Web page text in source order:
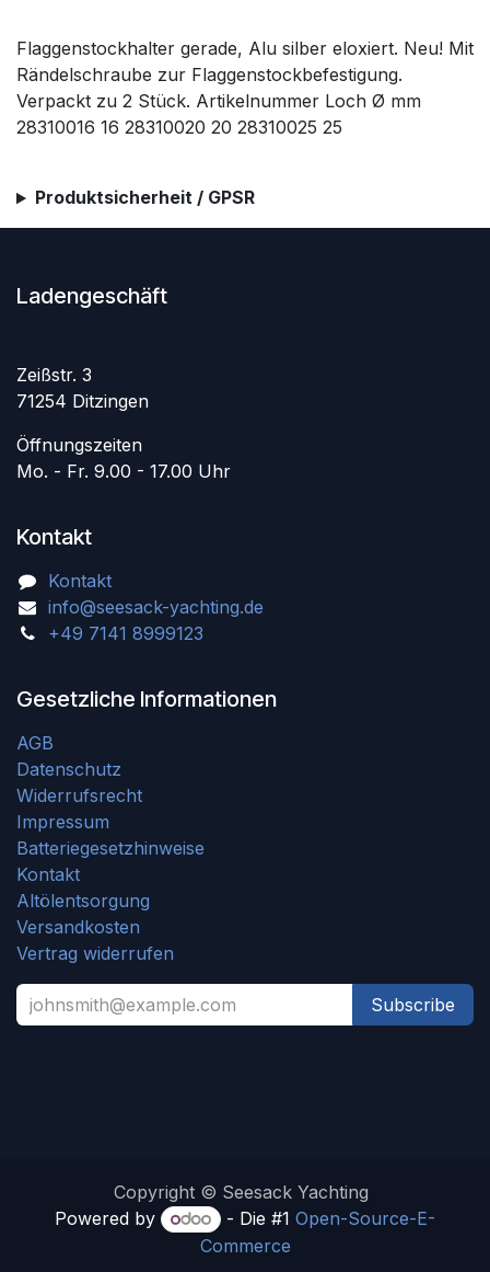
Flaggenstockhalter gerade, Alu silber eloxiert. Neu! Mit
Rändelschraube zur Flaggenstockbefestigung.
Verpackt zu 2 Stück. Artikelnummer Loch Ø mm
28310016 16 28310020 20 28310025 25
Produktsicherheit / GPSR
Ladengeschäft
Zeißstr. 3
71254 Ditzingen
Öffnungszeiten
Mo. - Fr. 9.00 - 17.00 Uhr
Kontakt
Kontakt
info@seesack-yachting.de
+49 7141 8999123
Gesetzliche Informationen
AGB
Datenschutz
Widerrufsrecht
Impressum
Batteriegesetzhinweise
Kontakt
Altölentsorgung
Versandkosten
Vertrag widerrufen
Subscribe
Copyright © Seesack Yachting
Powered by
- Die #1 Open-Source-E-
Commerce